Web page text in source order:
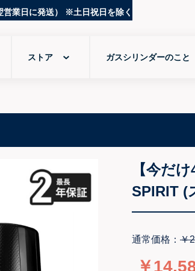
営業日に発送） ※土日祝日を除く
ストア ガスシリンダーのこと
【今だ
SPIRIT (
通常価格： ￥
￥